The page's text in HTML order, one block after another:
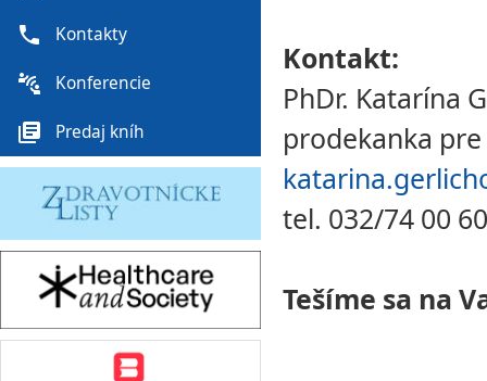
Kontakt:
PhDr. Katarína
prodekanka
tel. 032/74 00
Tešíme sa na
phone Kontakty
connect_without_contact Konferencie
library_books Predaj kníh